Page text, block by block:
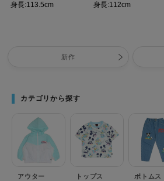
身長:113.5cm
身長:112cm
新作
カテゴリから探す
アウター トップス ボトムス